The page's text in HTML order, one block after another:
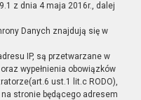
z dnia 4 maja 2016r., dalej
Danych znajdują się w
IP, są przetwarzane w
wypełnienia obowiązków
ust.1 lit.c RODO),
stronie będącego adresem